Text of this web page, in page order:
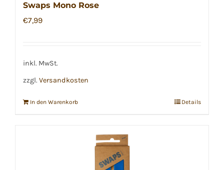
Swaps Mono Rose
€7,99
inkl. MwSt.
zzgl. Versandkosten
In den Warenkorb Details